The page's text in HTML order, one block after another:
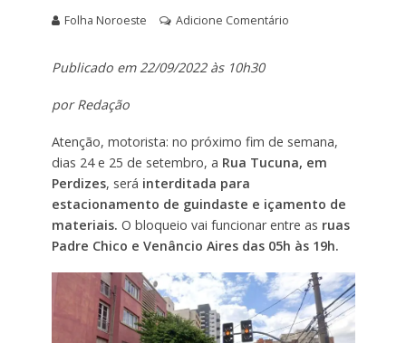
Folha Noroeste Adicione Comentário
Publicado em 22/09/2022 às 10h30
por Redação
Atenção, motorista: no próximo fim de semana,
dias 24 e 25 de setembro, a Rua Tucuna, em
Perdizes, será interditada para
estacionamento de guindaste e içamento de
materiais. O bloqueio vai funcionar entre as ruas
Padre Chico e Venâncio Aires das 05h às 19h.